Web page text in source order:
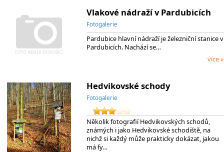
Vlakové nádraží v Pardubicích
Fotogalerie
Pardubice hlavní nádraží je železniční stanice v
Pardubicích. Nachází se…
více »
Hedvikovské schody
Fotogalerie
Několik fotografií Hedvikovských schodů,
známých i jako Hedvikovské schodiště, na
nichž si každý může prakticky dokázat, jakou
má fy…